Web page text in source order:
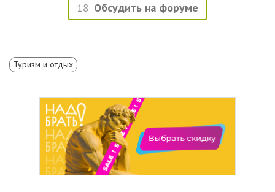
18 Обсудить на форуме
Туризм и отдых